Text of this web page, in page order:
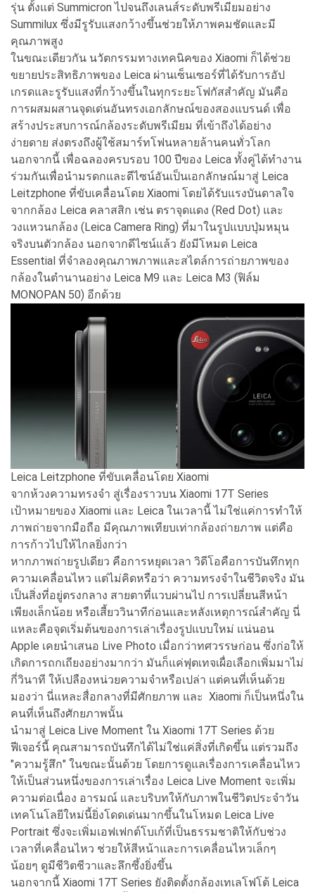
รุ่น ตั้งแต่ Summicron ไปจนถึงเลนส์ระดับพรีเมียมอย่าง
Summilux ซึ่งมีรูรับแสงกว้างขึ้นช่วยให้ภาพคมชัดและมี
คุณภาพสูง
ในขณะเดียวกัน นวัตกรรมทางเทคนิคของ Xiaomi ก็ได้ช่วย
ขยายประสิทธิภาพของ Leica ผ่านเซ็นเซอร์ที่ได้รับการอัป
เกรดและรูรับแสงที่กว้างขึ้นในทุกระยะโฟกัสสำคัญ มันคือ
การผสมผสานจุดเด่นอันทรงเอกลักษณ์ของสองแบรนด์ เพื่อ
สร้างประสบการณ์กล้องระดับพรีเมียม ที่เข้าถึงได้อย่าง
ง่ายดาย ส่งตรงถึงผู้ใช้สมาร์ทโฟนหลายล้านคนทั่วโลก
นอกจากนี้ เพื่อฉลองครบรอบ 100 ปีของ Leica ทั้งคู่ได้ทำงาน
ร่วมกันเพื่อนำมรดกและดีไซน์อันเป็นเอกลักษณ์มาสู่ Leica
Leitzphone ที่ขับเคลื่อนโดย Xiaomi โดยได้รับแรงบันดาลใจ
จากกล้อง Leica คลาสสิก เช่น ตราจุดแดง (Red Dot) และ
วงแหวนกล้อง (Leica Camera Ring) ที่มาในรูปแบบปุ่มหมุน
จริงบนตัวกล้อง นอกจากดีไซน์แล้ว ยังมีโหมด Leica
Essential ที่จำลองคุณภาพภาพและสไตล์การถ่ายภาพของ
กล้องในตำนานอย่าง Leica M9 และ Leica M3 (ฟิล์ม
MONOPAN 50) อีกด้วย
Leica Leitzphone ที่ขับเคลื่อนโดย Xiaomi
จากห้วงความทรงจำ สู่เรื่องราวบน Xiaomi 17T Series
เป้าหมายของ Xiaomi และ Leica ในเวลานี้ ไม่ใช่แค่การทำให้
ภาพถ่ายจากมือถือ มีคุณภาพเทียบเท่ากล้องถ่ายภาพ แต่คือ
การก้าวไปให้ไกลยิ่งกว่า
หากภาพถ่ายรูปเดียว คือการหยุดเวลา วิดีโอคือการบันทึกทุก
ความเคลื่อนไหว แต่ไม่คิดหรือว่า ความทรงจำในชีวิตจริง มัน
เป็นสิ่งที่อยู่ตรงกลาง สายตาที่แวบผ่านไป การเปลี่ยนสีหน้า
เพียงเล็กน้อย หรือเสี้ยววินาทีก่อนและหลังเหตุการณ์สำคัญ นี่
แหละคือจุดเริ่มต้นของการเล่าเรื่องรูปแบบใหม่ แน่นอน
Apple เคยนำเสนอ Live Photo เมื่อกว่าทศวรรษก่อน ซึ่งก่อให้
เกิดการถกเถียงอย่างมากว่า มันก็แค่ฟุตเทจเผื่อเลือกเพิ่มมาไม่
กี่วินาที ให้เปลืองหน่วยความจำหรือเปล่า แต่คนที่เห็นด้วย
มองว่า นี่แหละสื่อกลางที่มีศักยภาพ และ Xiaomi ก็เป็นหนึ่งใน
คนที่เห็นถึงศักยภาพนั้น
นำมาสู่ Leica Live Moment ใน Xiaomi 17T Series ด้วย
ฟีเจอร์นี้ คุณสามารถบันทึกได้ไม่ใช่แค่สิ่งที่เกิดขึ้น แต่รวมถึง
"ความรู้สึก" ในขณะนั้นด้วย โดยการดูแลเรื่องการเคลื่อนไหว
ให้เป็นส่วนหนึ่งของการเล่าเรื่อง Leica Live Moment จะเพิ่ม
ความต่อเนื่อง อารมณ์ และบริบทให้กับภาพในชีวิตประจำวัน
เทคโนโลยีใหม่นี้ยิ่งโดดเด่นมากขึ้นในโหมด Leica Live
Portrait ซึ่งจะเพิ่มเอฟเฟกต์โบเก้ที่เป็นธรรมชาติให้กับช่วง
เวลาที่เคลื่อนไหว ช่วยให้สีหน้าและการเคลื่อนไหวเล็กๆ
น้อยๆ ดูมีชีวิตชีวาและลึกซึ้งยิ่งขึ้น
นอกจากนี้ Xiaomi 17T Series ยังติดตั้งกล้องเทเลโฟโต้ Leica